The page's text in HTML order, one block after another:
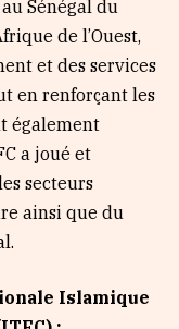
Sénégal du
de l’Ouest,
et des services
en renforçant les
également
a joué et
secteurs
ainsi que du
Islamique